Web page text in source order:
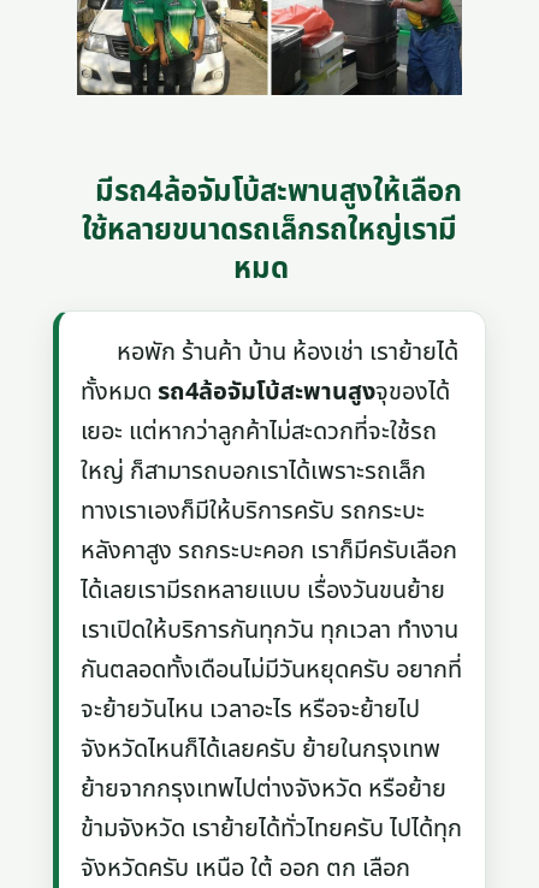
มีรถ4ล้อจัมโบ้สะพานสูงให้เลือก
ใช้หลายขนาดรถเล็กรถใหญ่เรามี
หมด
หอพัก ร้านค้า บ้าน ห้องเช่า เราย้ายได้
ทั้งหมดรถ4ล้อจัมโบ้สะพานสูงจุของได้
เยอะ แต่หากว่าลูกค้าไม่สะดวกที่จะใช้รถ
ใหญ่ ก็สามารถบอกเราได้เพราะรถเล็ก
ทางเราเองก็มีให้บริการครับ รถกระบะ
หลังคาสูง รถกระบะคอก เราก็มีครับเลือก
ได้เลยเรามีรถหลายแบบ เรื่องวันขนย้าย
เราเปิดให้บริการกันทุกวัน ทุกเวลา ทำงาน
กันตลอดทั้งเดือนไม่มีวันหยุดครับ อยากที่
จะย้ายวันไหน เวลาอะไร หรือจะย้ายไป
จังหวัดไหนก็ได้เลยครับ ย้ายในกรุงเทพ
ย้ายจากกรุงเทพไปต่างจังหวัด หรือย้าย
ข้ามจังหวัด เราย้ายได้ทั่วไทยครับ ไปได้ทุก
จังหวัดครับ เหนือ ใต้ ออก ตก เลือก